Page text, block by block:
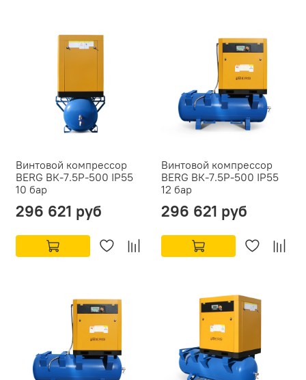
Винтовой компрессор
BERG ВК-7.5Р-500 IP55
10 бар
296 621 руб
Винтовой компрессор
BERG ВК-7.5Р-500 IP55
12 бар
296 621 руб